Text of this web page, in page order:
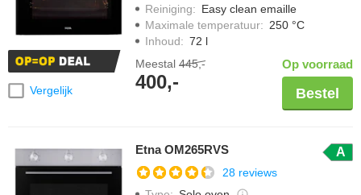
Vergelijk
Reiniging: Easy clean emaille
Maximale temperatuur: 250 °C
Inhoud: 72 l
Meestal 445,-
400,-
Op voorraad
Bestel
Etna OM265RVS A
28 reviews